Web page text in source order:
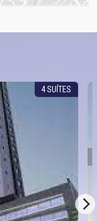
4 SUÍTES